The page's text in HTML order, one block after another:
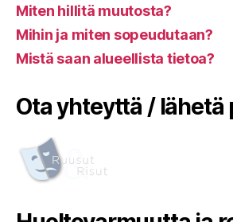
Miten hillitä muutosta?
Mihin ja miten sopeudutaan?
Mistä saan alueellista tietoa?
Ota yhteyttä / lähetä